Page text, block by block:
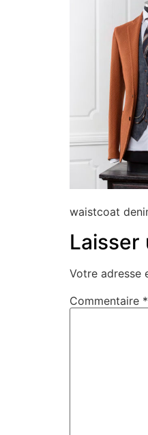
waistcoat
Laisser
Votre adresse
Commentaire *